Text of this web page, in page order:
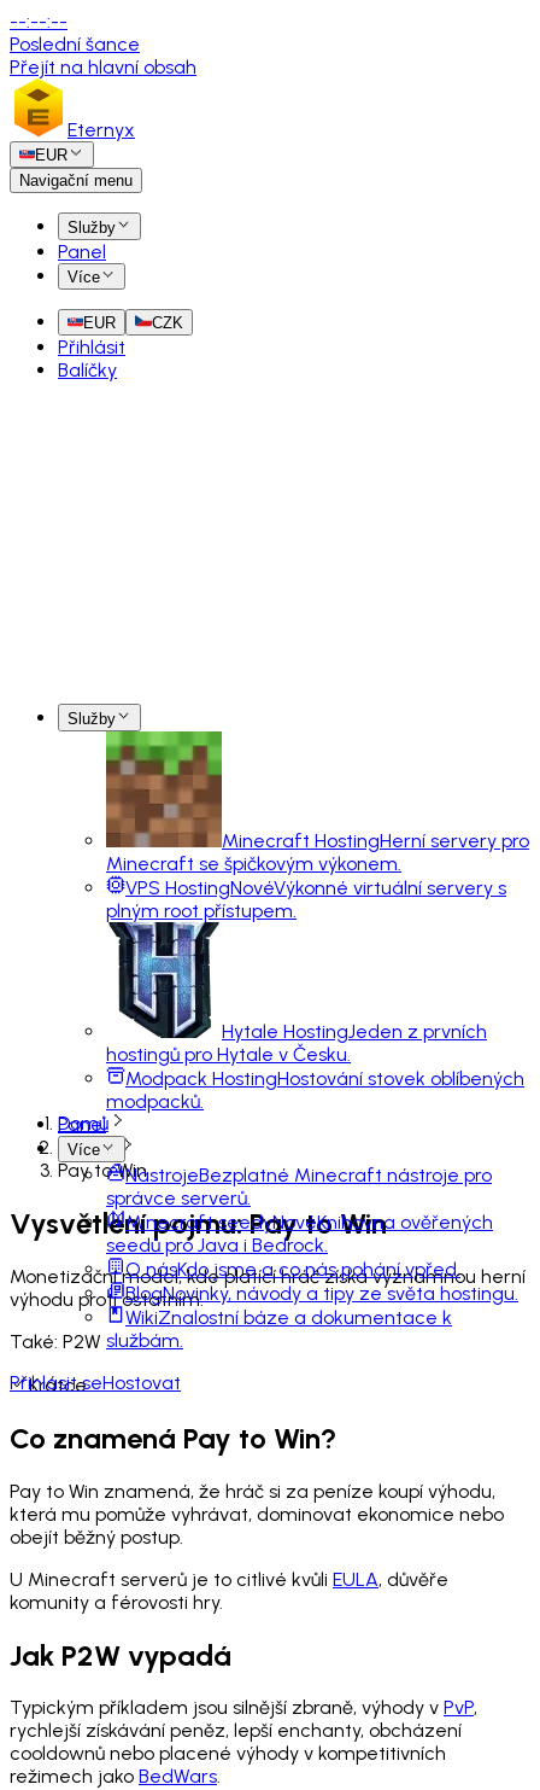
--:--:--
Poslední šance
Přejít na hlavní obsah
Eternyx
EUR
Navigační menu
Služby
Panel
Více
EUR CZK
Přihlásit
Balíčky
Služby
Minecraft HostingHerní servery pro
Minecraft se špičkovým výkonem.
VPS HostingNovéVýkonné virtuální servery s
plným root přístupem.
Hytale HostingJeden z prvních
hostingů pro Hytale v Česku.
Modpack HostingHostování stovek oblíbených
modpacků.
Panel
Více
NástrojeBezplatné Minecraft nástroje pro
správce serverů.
Minecraft seedyNovéKnihovna ověřených
seedů pro Java i Bedrock.
O násKdo jsme a co nás pohání vpřed.
BlogNovinky, návody a tipy ze světa hostingu.
WikiZnalostní báze a dokumentace k
službám.
Přihlásit seHostovat
Domů
Slovník
Pay to Win
Vysvětlení pojmu: Pay to Win
Monetizační model, kde platící hráč získá významnou herní
výhodu proti ostatním.
Také: P2W
Krátce
Co znamená Pay to Win?
Pay to Win znamená, že hráč si za peníze koupí výhodu,
která mu pomůže vyhrávat, dominovat ekonomice nebo
obejít běžný postup.
U Minecraft serverů je to citlivé kvůli EULA, důvěře
komunity a férovosti hry.
Jak P2W vypadá
Typickým příkladem jsou silnější zbraně, výhody v PvP,
rychlejší získávání peněz, lepší enchanty, obcházení
cooldownů nebo placené výhody v kompetitivních
režimech jako BedWars.